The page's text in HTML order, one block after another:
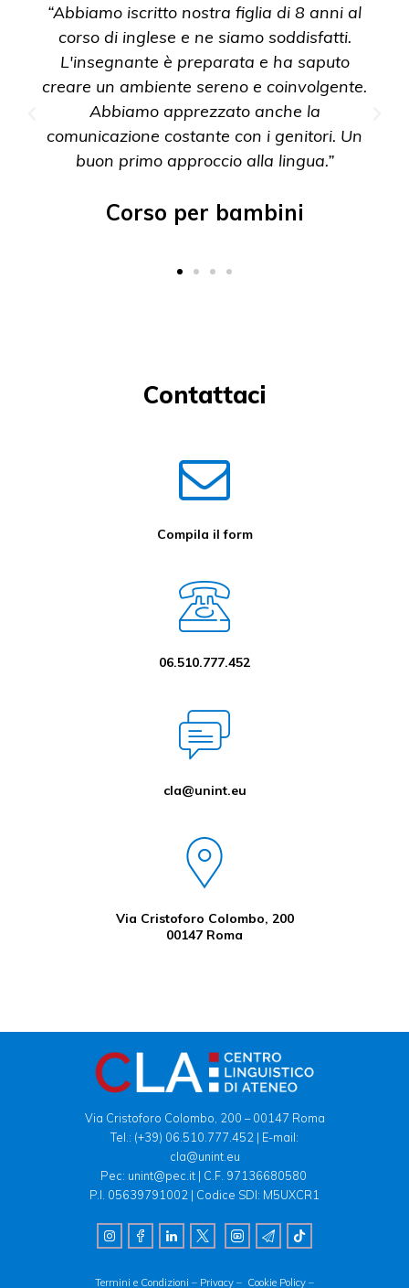
“Abbiamo iscritto nostra figlia di 8 anni al
corso di inglese e ne siamo soddisfatti.
L'insegnante è preparata e ha saputo
creare un ambiente sereno e coinvolgente.
Abbiamo apprezzato anche la
comunicazione costante con i genitori. Un
buon primo approccio alla lingua.”
Corso per bambini
Contattaci
Compila il form
06.510.777.452
cla@unint.eu
Via Cristoforo Colombo, 200
00147 Roma
Via Cristoforo Colombo, 200 – 00147 Roma
Tel.: (+39) 06.510.777.452 | E-mail:
cla@unint.eu
Pec: unint@pec.it | C.F. 97136680580
P.I. 05639791002 | Codice SDI: M5UXCR1
Termini e Condizioni – Privacy – Cookie Policy –